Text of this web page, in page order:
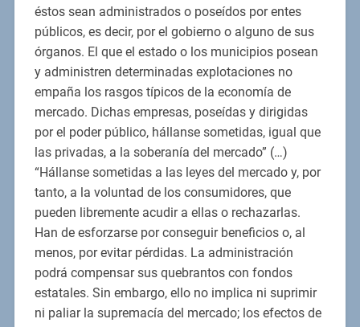
éstos sean administrados o poseídos por entes
públicos, es decir, por el gobierno o alguno de sus
órganos. El que el estado o los municipios posean
y administren determinadas explotaciones no
empaña los rasgos típicos de la economía de
mercado. Dichas empresas, poseídas y dirigidas
por el poder público, hállanse sometidas, igual que
las privadas, a la soberanía del mercado” (…)
“Hállanse sometidas a las leyes del mercado y, por
tanto, a la voluntad de los consumidores, que
pueden libremente acudir a ellas o rechazarlas.
Han de esforzarse por conseguir beneficios o, al
menos, por evitar pérdidas. La administración
podrá compensar sus quebrantos con fondos
estatales. Sin embargo, ello no implica ni suprimir
ni paliar la supremacía del mercado; los efectos de